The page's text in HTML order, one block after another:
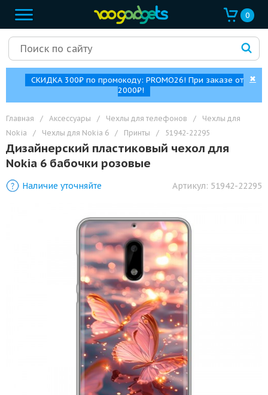
0
СКИДКА 300₽ по промокоду: PROMO26! При заказе от
2000₽!
✖
Главная / Аксессуары / Чехлы для телефонов /
Чехлы для
Nokia
/ Чехлы для Nokia 6 / Принты / 51942-22295
Дизайнерский пластиковый чехол для
Nokia 6 бабочки розовые
Наличие уточняйте Артикул: 51942-22295